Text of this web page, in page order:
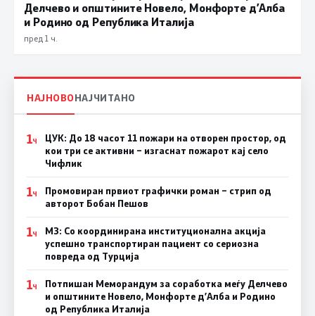
Делчево и општините Новело, Монфорте д’Алба
и Родино од Република Италија
пред 1 ч.
НАЈНОВОНАЈЧИТАНО
1Ч
ЦУК: До 18 часот 11 пожари на отворен простор, од
кои три се активни – изгаснат пожарот кај село
Чифлик
1Ч
Промовиран првиот графички роман – стрип од
авторот Бобан Пешов
1Ч
МЗ: Со координирана институционална акција
успешно транспортиран пациент со сериозна
повреда од Турција
1Ч
Потпишан Меморандум за соработка меѓу Делчево
и општините Новело, Монфорте д’Алба и Родино
од Република Италија